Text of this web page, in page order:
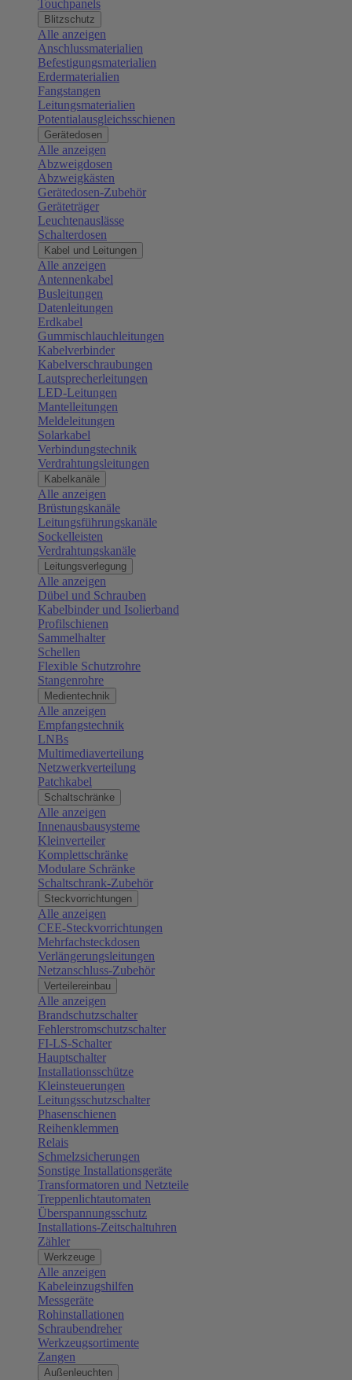
Touchpanels
Blitzschutz
Alle anzeigen
Anschlussmaterialien
Befestigungsmaterialien
Erdermaterialien
Fangstangen
Leitungsmaterialien
Potentialausgleichsschienen
Gerätedosen
Alle anzeigen
Abzweigdosen
Abzweigkästen
Gerätedosen-Zubehör
Geräteträger
Leuchtenauslässe
Schalterdosen
Kabel und Leitungen
Alle anzeigen
Antennenkabel
Busleitungen
Datenleitungen
Erdkabel
Gummischlauchleitungen
Kabelverbinder
Kabelverschraubungen
Lautsprecherleitungen
LED-Leitungen
Mantelleitungen
Meldeleitungen
Solarkabel
Verbindungstechnik
Verdrahtungsleitungen
Kabelkanäle
Alle anzeigen
Brüstungskanäle
Leitungsführungskanäle
Sockelleisten
Verdrahtungskanäle
Leitungsverlegung
Alle anzeigen
Dübel und Schrauben
Kabelbinder und Isolierband
Profilschienen
Sammelhalter
Schellen
Flexible Schutzrohre
Stangenrohre
Medientechnik
Alle anzeigen
Empfangstechnik
LNBs
Multimediaverteilung
Netzwerkverteilung
Patchkabel
Schaltschränke
Alle anzeigen
Innenausbausysteme
Kleinverteiler
Komplettschränke
Modulare Schränke
Schaltschrank-Zubehör
Steckvorrichtungen
Alle anzeigen
CEE-Steckvorrichtungen
Mehrfachsteckdosen
Verlängerungsleitungen
Netzanschluss-Zubehör
Verteilereinbau
Alle anzeigen
Brandschutzschalter
Fehlerstromschutzschalter
FI-LS-Schalter
Hauptschalter
Installationsschütze
Kleinsteuerungen
Leitungsschutzschalter
Phasenschienen
Reihenklemmen
Relais
Schmelzsicherungen
Sonstige Installationsgeräte
Transformatoren und Netzteile
Treppenlichtautomaten
Überspannungsschutz
Installations-Zeitschaltuhren
Zähler
Werkzeuge
Alle anzeigen
Kabeleinzugshilfen
Messgeräte
Rohinstallationen
Schraubendreher
Werkzeugsortimente
Zangen
Außenleuchten